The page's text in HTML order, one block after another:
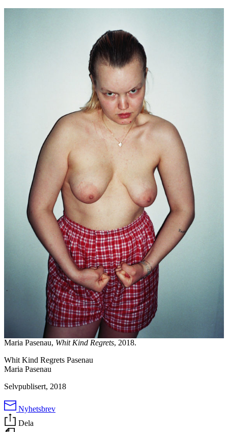
Maria Pasenau, Whit Kind Regrets, 2018.
Whit Kind Regrets Pasenau
Maria Pasenau
Selvpublisert, 2018
Nyhetsbrev
Dela